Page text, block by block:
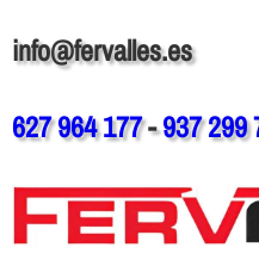
info@fervalles.es
627 964 177-937 299